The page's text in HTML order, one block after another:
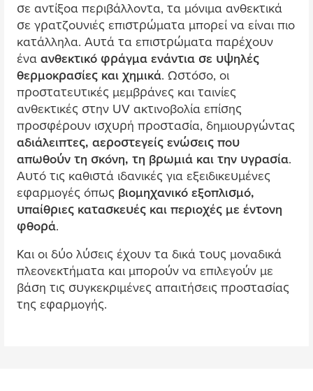
σε αντίξοα περιβάλλοντα, τα μόνιμα ανθεκτικά
σε γρατζουνιές επιστρώματα μπορεί να είναι πιο
κατάλληλα. Αυτά τα επιστρώματα παρέχουν
ένα ανθεκτικό φράγμα ενάντια σε υψηλές
θερμοκρασίες και χημικά. Ωστόσο, οι
προστατευτικές μεμβράνες και ταινίες
ανθεκτικές στην UV ακτινοβολία επίσης
προσφέρουν ισχυρή προστασία, δημιουργώντας
αδιάλειπτες, αεροστεγείς ενώσεις που
απωθούν τη σκόνη, τη βρωμιά και την υγρασία.
Αυτό τις καθιστά ιδανικές για εξειδικευμένες
εφαρμογές όπως βιομηχανικό εξοπλισμό,
υπαίθριες κατασκευές και περιοχές με έντονη
φθορά.
Και οι δύο λύσεις έχουν τα δικά τους μοναδικά
πλεονεκτήματα και μπορούν να επιλεγούν με
βάση τις συγκεκριμένες απαιτήσεις προστασίας
της εφαρμογής.